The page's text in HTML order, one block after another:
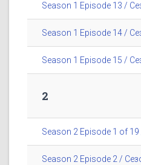
Season 1 Episode 13 /
Season 1 Episode 14 /
Season 1 Episode 15 /
2
Season 2 Episode 1 of
Season 2 Episode 2 /